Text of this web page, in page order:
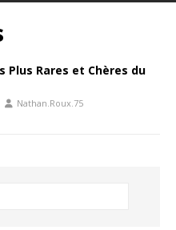
Plus Rares et Chères du
Nathan.Roux.75